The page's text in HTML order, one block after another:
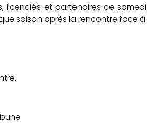
et partenaires ce
saison après la rencontre face à